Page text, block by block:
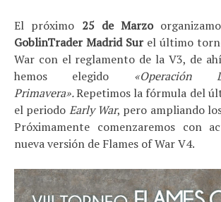
El próximo 25 de Marzo
GoblinTrader Madrid Surel último
War con el reglamento de la V3, de
hemos elegido «Operación
Primavera».Repetimos la fórmula del
el periodo Early War, pero ampliando
Próximamente comenzaremos con
nueva versión de Flames of War V4.